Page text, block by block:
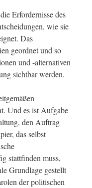
Erfordernisse des
wie sie
Das
geordnet und so
und -alternativen
sichtbar werden.
Und es ist Aufgabe
den Auftrag
das selbst
stattfinden muss,
Grundlage gestellt
der politischen